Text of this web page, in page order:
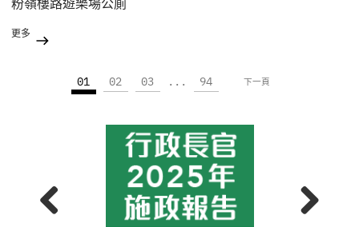
粉嶺樓路遊樂場公廁
更多
01 02 03 ... 94 下一頁